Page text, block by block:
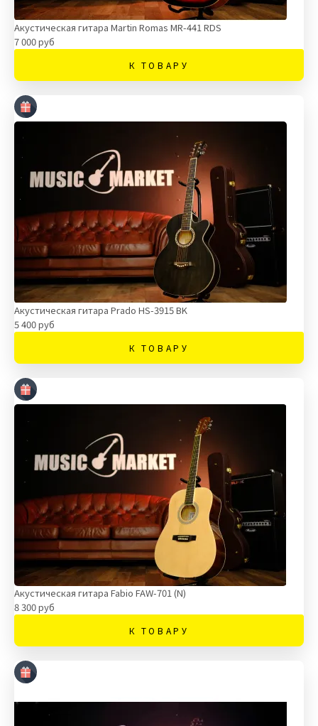
Акустическая гитара Martin Romas MR-441 RDS
7 000 руб
К ТОВАРУ
Акустическая гитара Prado HS-3915 BK
5 400 руб
К ТОВАРУ
Акустическая гитара Fabio FAW-701 (N)
8 300 руб
К ТОВАРУ